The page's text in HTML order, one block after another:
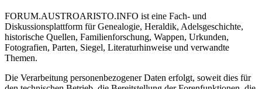
FORUM.AUSTROARISTO.INFO ist eine Fach- und
Diskussionsplattform für Genealogie, Heraldik, Adelsgeschichte,
historische Quellen, Familienforschung, Wappen, Urkunden,
Fotografien, Parten, Siegel, Literaturhinweise und verwandte
Themen.
Die Verarbeitung personenbezogener Daten erfolgt, soweit dies für